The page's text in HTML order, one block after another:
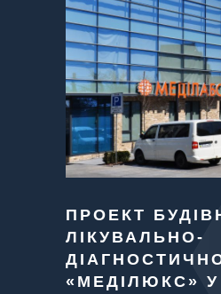
ПРОЕКТ
ЛІКУВАЛЬНО-
«МЕДІЛЮКС» У